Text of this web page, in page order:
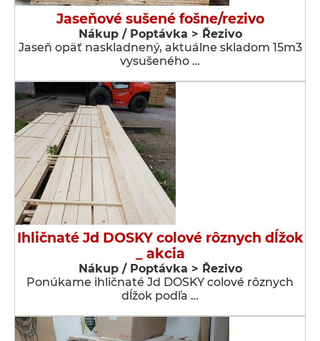
Jaseňové sušené fošne/rezivo
Nákup / Poptávka > Řezivo
Jaseň opäť naskladnený, aktuálne skladom 15m3
vysušeného …
Ihličnaté Jd DOSKY colové rôznych dĺžok
_ akcia
Nákup / Poptávka > Řezivo
Ponúkame ihličnaté Jd DOSKY colové rôznych
dĺžok podľa …